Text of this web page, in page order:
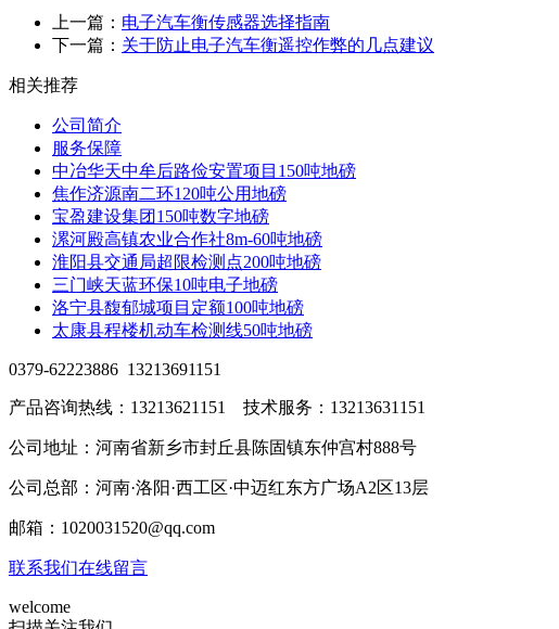
上一篇： 电子汽车衡传感器选择指南
下一篇： 关于防止电子汽车衡遥控作弊的几点建议
相关推荐
公司简介
服务保障
中冶华天中牟后路俭安置项目150吨地磅
焦作济源南二环120吨公用地磅
宝盈建设集团150吨数字地磅
漯河殿高镇农业合作社8m-60吨地磅
淮阳县交通局超限检测点200吨地磅
三门峡天蓝环保10吨电子地磅
洛宁县馥郁城项目定额100吨地磅
太康县程楼机动车检测线50吨地磅
0379-62223886 13213691151
产品咨询热线：13213621151 技术服务：13213631151
公司地址：河南省新乡市封丘县陈固镇东仲宫村888号
公司总部：河南·洛阳·西工区·中迈红东方广场A2区13层
邮箱：1020031520@qq.com
联系我们在线留言
welcome